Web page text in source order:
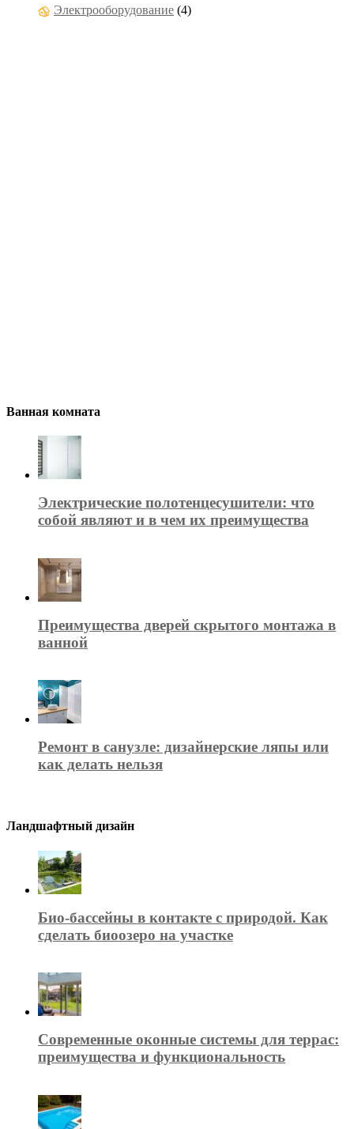
Электрооборудование (4)
Ванная комната
Электрические полотенцесушители: что
собой являют и в чем их преимущества
Преимущества дверей скрытого монтажа в
ванной
Ремонт в санузле: дизайнерские ляпы или
как делать нельзя
Ландшафтный дизайн
Био-бассейны в контакте с природой. Как
сделать биоозеро на участке
Современные оконные системы для террас:
преимущества и функциональность